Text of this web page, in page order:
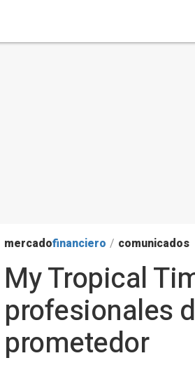
mercadofinanciero / comunicados
My Tropical
profesionales
prometedor